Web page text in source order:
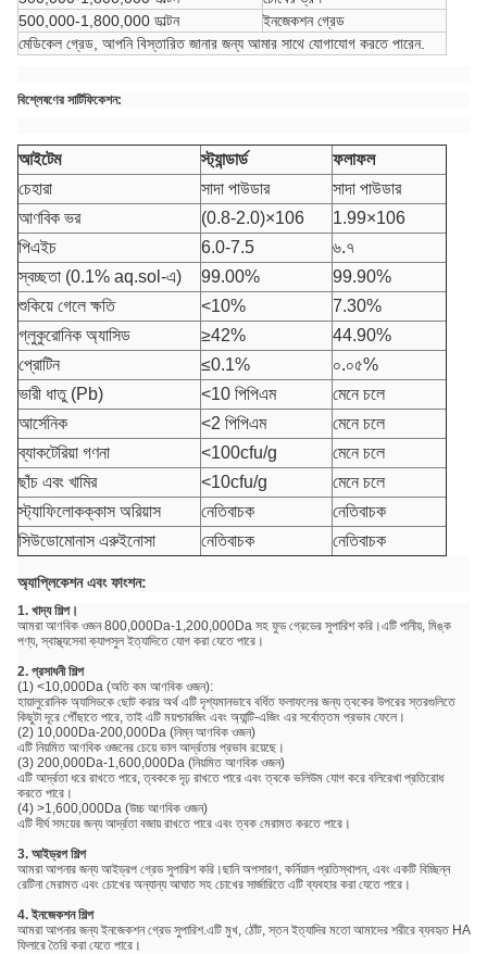
500,000-1,800,000 ডাল্টন
ইনজেকশন গ্রেড
মেডিকেল গ্রেড, আপনি বিস্তারিত জানার জন্য আমার সাথে যোগাযোগ করতে পারেন.
বিশ্লেষণের সার্টিফিকেশন:
আইটেম স্ট্যান্ডার্ড
ফলাফল
চেহারা
সাদা পাউডার
সাদা পাউডার
আণবিক ভর
(0.8-2.0)×106
1.99×106
পিএইচ
6.0-7.5
৬.৭
স্বচ্ছতা (0.1% aq.sol-এ)
99.00%
99.90%
শুকিয়ে গেলে ক্ষতি
<10%
7.30%
গ্লুকুরোনিক অ্যাসিড
≥42%
44.90%
প্রোটিন
≤0.1%
০.০৫%
ভারী ধাতু (Pb)
<10 পিপিএম
মেনে চলে
আর্সেনিক
<2 পিপিএম
মেনে চলে
ব্যাকটেরিয়া গণনা
<100cfu/g
মেনে চলে
ছাঁচ এবং খামির
<10cfu/g
মেনে চলে
স্ট্যাফিলোকক্কাস অরিয়াস
নেতিবাচক
নেতিবাচক
সিউডোমোনাস এরুইনোসা
নেতিবাচক নেতিবাচক
অ্যাপ্লিকেশন এবং ফাংশন:
1. খাদ্য শিল্প।
আমরা আণবিক ওজন 800,000Da-1,200,000Da সহ ফুড গ্রেডের সুপারিশ করি।এটি পানীয়, মিঙ্ক
পণ্য, স্বাস্থ্যসেবা ক্যাপসুল ইত্যাদিতে যোগ করা যেতে পারে।
2. প্রসাধনী শিল্প
(1) <10,000Da (অতি কম আণবিক ওজন):
হায়ালুরোনিক অ্যাসিডকে ছোট করার অর্থ এটি দৃশ্যমানভাবে বর্ধিত ফলাফলের জন্য ত্বকের উপরের স্তরগুলিতে
কিছুটা দূরে পৌঁছাতে পারে, তাই এটি ময়শ্চারজিং এবং অ্যান্টি-এজিং এর সর্বোত্তম প্রভাব ফেলে।
(2) 10,000Da-200,000Da (নিম্ন আণবিক ওজন)
এটি নিয়মিত আণবিক ওজনের চেয়ে ভাল আর্দ্রতার প্রভাব রয়েছে।
(3) 200,000Da-1,600,000Da (নিয়মিত আণবিক ওজন)
এটি আর্দ্রতা ধরে রাখতে পারে, ত্বককে দৃঢ় রাখতে পারে এবং ত্বকে ভলিউম যোগ করে বলিরেখা প্রতিরোধ
করতে পারে।
(4) >1,600,000Da (উচ্চ আণবিক ওজন)
এটি দীর্ঘ সময়ের জন্য আর্দ্রতা বজায় রাখতে পারে এবং ত্বক মেরামত করতে পারে।
3. আইড্রপ শিল্প
আমরা আপনার জন্য আইড্রপ গ্রেড সুপারিশ করি।ছানি অপসারণ, কর্নিয়াল প্রতিস্থাপন, এবং একটি বিচ্ছিন্ন
রেটিনা মেরামত এবং চোখের অন্যান্য আঘাত সহ চোখের সার্জারিতে এটি ব্যবহার করা যেতে পারে।
4. ইনজেকশন শিল্প
আমরা আপনার জন্য ইনজেকশন গ্রেড সুপারিশ.এটি মুখ, ঠোঁট, স্তন ইত্যাদির মতো আমাদের শরীরে ব্যবহৃত HA
ফিলারে তৈরি করা যেতে পারে।